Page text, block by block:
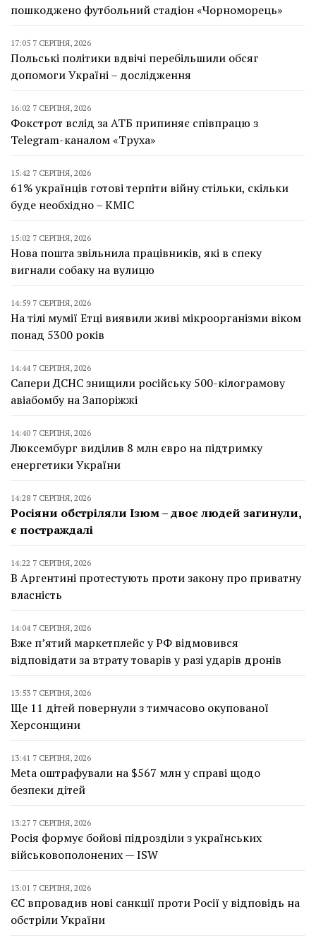
пошкоджено футбольний стадіон «Чорноморець»
17:05 7 СЕРПНЯ, 2026
Польські політики вдвічі перебільшили обсяг
допомоги Україні – дослідження
16:02 7 СЕРПНЯ, 2026
Фокстрот вслід за АТБ припиняє співпрацю з
Telegram-каналом «Труха»
15:42 7 СЕРПНЯ, 2026
61% українців готові терпіти війну стільки, скільки
буде необхідно – КМІС
15:02 7 СЕРПНЯ, 2026
Нова пошта звільнила працівників, які в спеку
вигнали собаку на вулицю
14:59 7 СЕРПНЯ, 2026
На тілі мумії Етці виявили живі мікроорганізми віком
понад 5300 років
14:44 7 СЕРПНЯ, 2026
Сапери ДСНС знищили російську 500-кілограмову
авіабомбу на Запоріжжі
14:40 7 СЕРПНЯ, 2026
Люксембург виділив 8 млн євро на підтримку
енергетики України
14:28 7 СЕРПНЯ, 2026
Росіяни обстріляли Ізюм – двоє людей загинули,
є постраждалі
14:22 7 СЕРПНЯ, 2026
В Аргентині протестують проти закону про приватну
власність
14:04 7 СЕРПНЯ, 2026
Вже п’ятий маркетплейс у РФ відмовився
відповідати за втрату товарів у разі ударів дронів
13:53 7 СЕРПНЯ, 2026
Ще 11 дітей повернули з тимчасово окупованої
Херсонщини
13:41 7 СЕРПНЯ, 2026
Meta оштрафували на $567 млн у справі щодо
безпеки дітей
13:27 7 СЕРПНЯ, 2026
Росія формує бойові підрозділи з українських
військовополонених — ISW
13:01 7 СЕРПНЯ, 2026
ЄС впровадив нові санкції проти Росії у відповідь на
обстріли України